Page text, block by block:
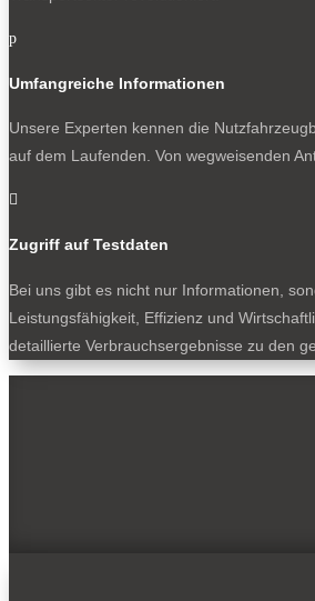
p
Umfangreiche Informationen
Unsere Experten kennen die
auf dem Laufenden. Von wegweisenden

Zugriff auf Testdaten
Bei uns gibt es nicht nur Informationen,
Leistungsfähigkeit, Effizienz und
detaillierte Verbrauchsergebnisse zu den